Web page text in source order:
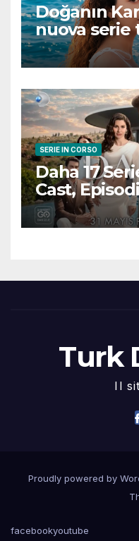
Doğanın
nuova serie
promette
scena
SERIE IN CORSO
Daha 17
Cast,
che Devi
Turk
Il
Proudly powered by
facebookyoutube